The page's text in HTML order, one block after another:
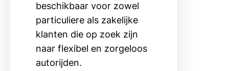
beschikbaar voor zowel
particuliere als zakelijke
klanten die op zoek zijn
naar flexibel en zorgeloos
autorijden.